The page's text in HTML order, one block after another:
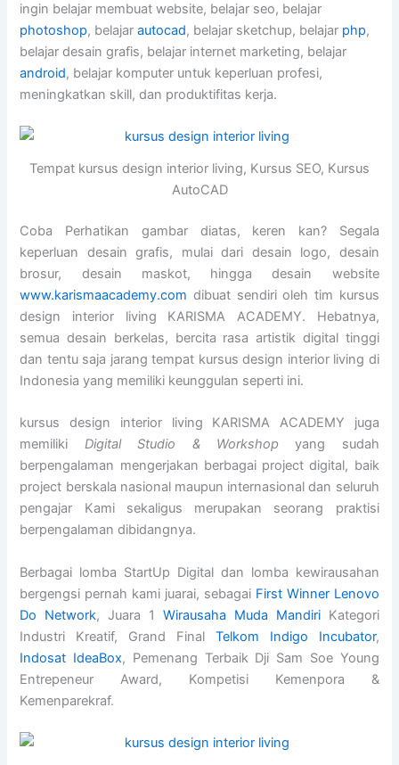
ingin belajar membuat website, belajar seo, belajar
photoshop, belajarautocad, belajar sketchup, belajar php,
belajar desain grafis, belajar internet marketing, belajar
android, belajar komputer untuk keperluan profesi,
meningkatkan skill, dan produktifitas kerja.
Tempat kursus design interior living, Kursus SEO, Kursus
AutoCAD
Coba Perhatikan gambar diatas, keren kan? Segala
keperluan desain grafis, mulai dari desain logo, desain
brosur, desain maskot, hingga desain website
www.karismaacademy.com dibuat sendiri oleh tim kursus
design interior living KARISMA ACADEMY. Hebatnya,
semua desain berkelas, bercita rasa artistik digital tinggi
dan tentu saja jarang tempat kursus design interior living di
Indonesia yang memiliki keunggulan seperti ini.
kursus design interior living KARISMA ACADEMY juga
memiliki Digital Studio & Workshop yang sudah
berpengalaman mengerjakan berbagai project digital, baik
project berskala nasional maupun internasional dan seluruh
pengajar Kami sekaligus merupakan seorang praktisi
berpengalaman dibidangnya.
Berbagai lomba StartUp Digital dan lomba kewirausahan
bergengsi pernah kami juarai, sebagai First Winner Lenovo
Do Network, Juara 1 Wirausaha Muda MandiriKategori
Industri Kreatif, Grand Final Telkom Indigo Incubator,
Indosat IdeaBox, Pemenang Terbaik Dji Sam Soe Young
Entrepeneur Award, Kompetisi Kemenpora &
Kemenparekraf.